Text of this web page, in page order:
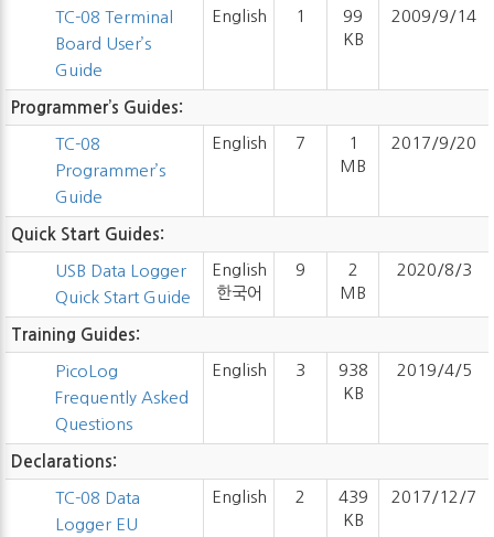
TC-08 Terminal
Board User’s
Guide
English 1
99
KB
2009/9/14
Programmer’s Guides:
TC-08
Programmer’s
Guide
English 7
1
MB
2017/9/20
Quick Start Guides:
USB Data Logger
Quick Start Guide
English
한국어
9
2
MB
2020/8/3
Training Guides:
PicoLog
Frequently Asked
Questions
English 3
938
KB
2019/4/5
Declarations:
TC-08 Data
Logger EU
English 2
439
KB
2017/12/7